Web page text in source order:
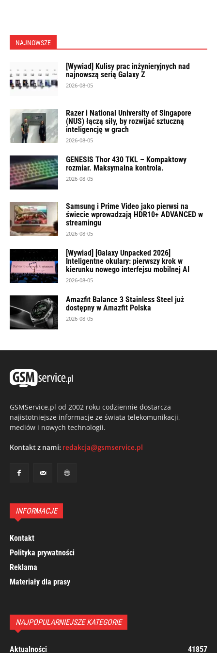
NAJNOWSZE
[Wywiad] Kulisy prac inżynieryjnych nad
najnowszą serią Galaxy Z
2026-08-05
Razer i National University of Singapore
(NUS) łączą siły, by rozwijać sztuczną
inteligencję w grach
2026-08-05
GENESIS Thor 430 TKL – Kompaktowy
rozmiar. Maksymalna kontrola.
2026-08-05
Samsung i Prime Video jako pierwsi na
świecie wprowadzają HDR10+ ADVANCED w
streamingu
2026-08-05
[Wywiad] [Galaxy Unpacked 2026]
Inteligentne okulary: pierwszy krok w
kierunku nowego interfejsu mobilnej AI
2026-08-05
Amazfit Balance 3 Stainless Steel już
dostępny w Amazfit Polska
2026-08-05
GSMService.pl od 2002 roku codziennie dostarcza
najistotniejsze informacje ze świata telekomunikacji,
mediów i nowych technologii.
Kontakt z nami: redakcja@gsmservice.pl
INFORMACJE
Kontakt
Polityka prywatności
Reklama
Materiały dla prasy
NAJPOPULARNIEJSZE KATEGORIE
Aktualności 41857